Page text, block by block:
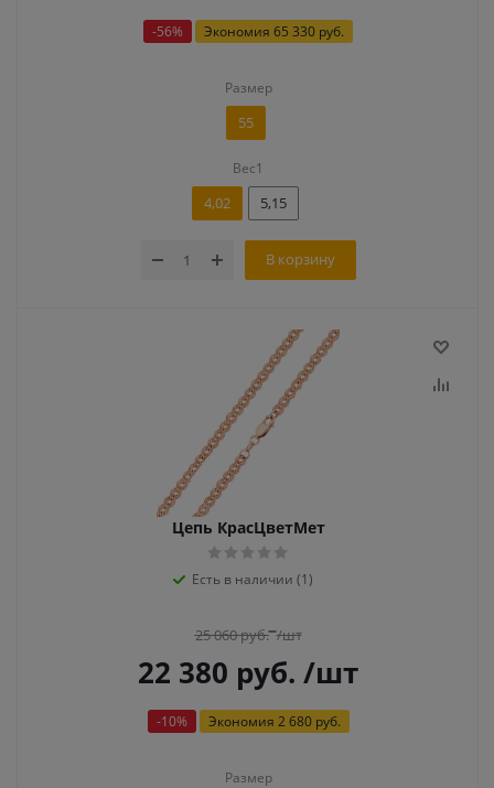
-56% Экономия 65 330 руб.
Размер
55
Вес1
4,02 5,15
В корзину
Цепь КрасЦветМет
Есть в наличии (1)
25 060руб. /шт
22 380 руб. /шт
-10% Экономия 2 680 руб.
Размер